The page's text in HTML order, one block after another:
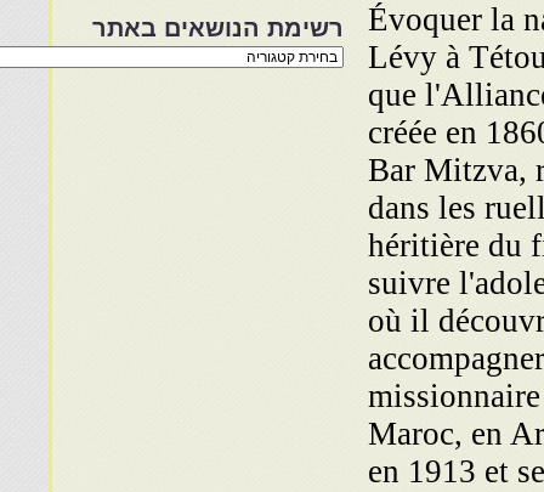
Évoquer la
Lévy à
que
créée en
Bar Mitzva,
dans les
héritière du
suivre
où il
Maroc, en
en 1913 et
רשימת הנושאים באתר
רשימת
הנושאים